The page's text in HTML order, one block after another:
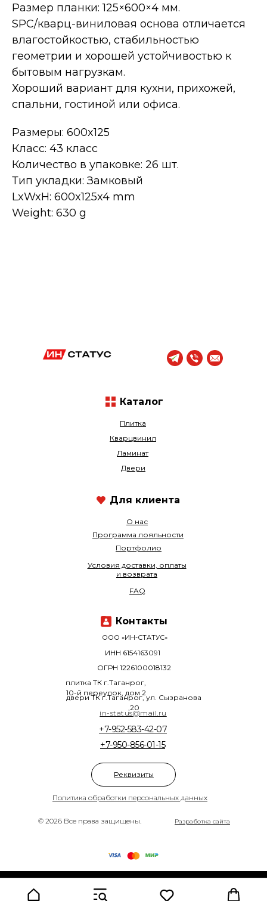
Размер планки: 125×600×4 мм.
SPC/кварц-виниловая основа отличается
влагостойкостью, стабильностью
геометрии и хорошей устойчивостью к
бытовым нагрузкам.
Хороший вариант для кухни, прихожей,
спальни, гостиной или офиса.
Размеры: 600x125
Класс: 43 класс
Количество в упаковке: 26 шт.
Тип укладки: Замковый
LxWxH: 600x125x4 mm
Weight: 630 g
© 2026 Все права защищены.
Политика обработки персональных данных
Плитка
Кварцвинил
+7-950-856-01-15
+7-952-583-42-07
О нас
Ламинат
Программа лояльности
Двери
Портфолио
ООО «ИН-СТАТУС»
плитка ТК г.Таганрог,
10-й переулок, дом 2
двери ТК г.Таганрог, ул. Сызранова
,20
ОГРН 1226100018132
ИНН 6154163091
Разработка сайта
Условия доставки, оплаты
и возврата
FAQ
Каталог
in-status@mail.ru
Контакты
Для клиента
Реквизиты
Made on Tilda